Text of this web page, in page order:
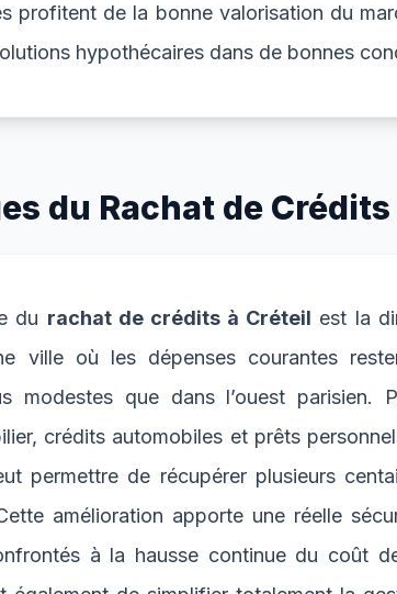
profitent de la bonne valorisation du
hypothécaires dans de bonnes
du Rachat de
du rachat de crédits à Créteil est la
ville où les dépenses courantes
modestes que dans l’ouest parisien.
crédits automobiles et prêts
permettre de récupérer plusieurs
amélioration apporte une réelle
à la hausse continue du coût